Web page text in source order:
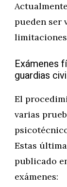
pueden ser
Exámenes
guardias
El
varias
Estas
publicado
exámenes: